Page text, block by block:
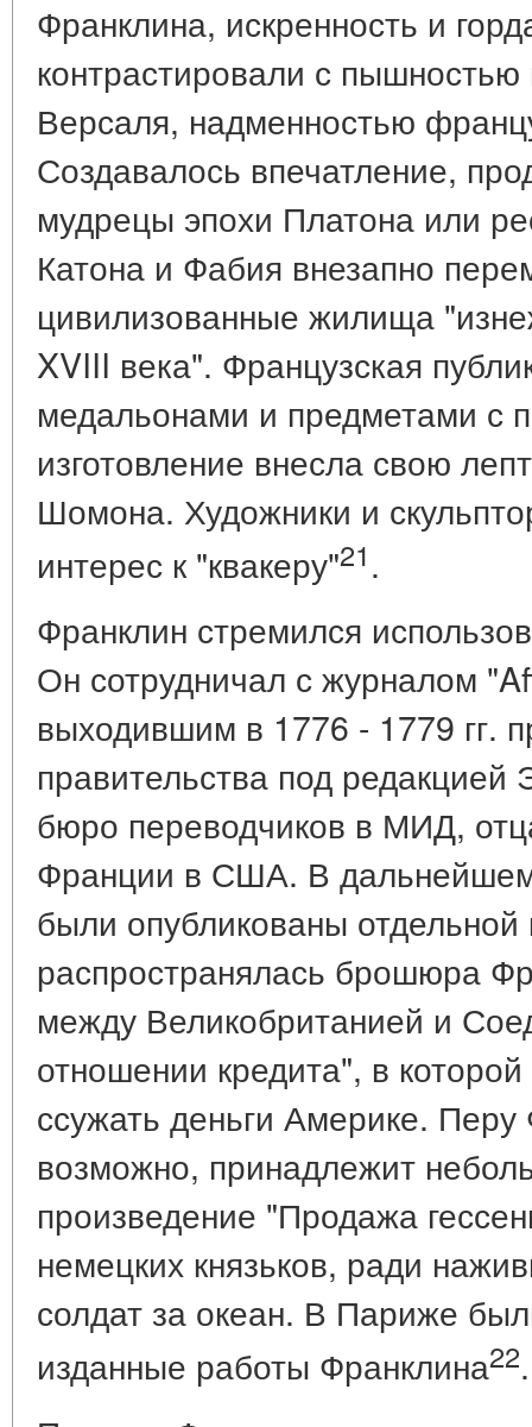
Франклина, искренность и
контрастировали с
Версаля, надменностью
Создавалось впечатление,
мудрецы эпохи Платона или
Катона и Фабия внезапно
цивилизованные жилища
XVIII века". Французская
медальонами и предметами с
изготовление внесла свою
Шомона. Художники и
интерес к "квакеру"21.
Франклин стремился
Он сотрудничал с журналом
выходившим в 1776 - 1779 гг.
правительства под
бюро переводчиков в МИД,
Франции в США. В
были опубликованы
распространялась брошюра
между Великобританией и
отношении кредита", в
ссужать деньги Америке.
возможно, принадлежит
произведение "Продажа
немецких князьков, ради
солдат за океан. В Париже
изданные работы Франклина22.